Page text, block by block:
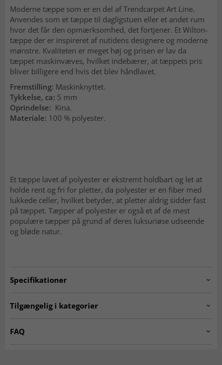
Moderne tæppe som er en del af Trendcarpet Art Line.
Anvendes som et tæppe til dagligstuen eller et andet rum
hvor det får den opmærksomhed, det fortjener. Et Wilton-
tæppe der er inspireret af nutidens designere og moderne
mønstre. Kvaliteten er meget høj og prisen er lav da
tæppet maskinvæves, hvilket indebærer, at tæppets pris
bliver billigere end hvis det blev håndlavet.
Fremstilling: Maskinknyttet.
Tykkelse, ca: 5 mm
Oprindelse: Kina.
Materiale: 100 % polyester.
Et tæppe lavet af polyester er ekstremt holdbart og let at
holde rent og fri for pletter, da polyester er en fiber med
lukkede celler, hvilket betyder, at pletter aldrig sidder fast
på tæppet. Tæpper af polyester er også et af de mest
populære tæpper på grund af deres luksuriøse udseende
og bløde natur.
Specifikationer
Tilgængelig i kategorier
FAQ